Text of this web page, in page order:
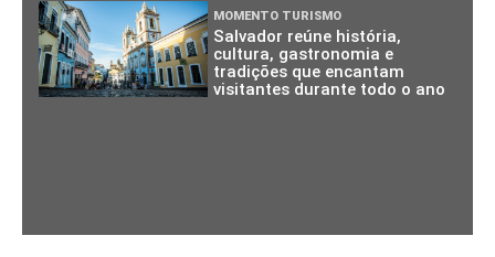
MOMENTO TURISMO
Salvador reúne história,
cultura, gastronomia e
tradições que encantam
visitantes durante todo o ano